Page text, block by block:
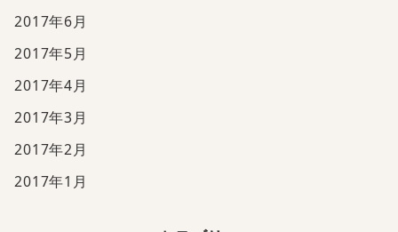
2017年6月
2017年5月
2017年4月
2017年3月
2017年2月
2017年1月